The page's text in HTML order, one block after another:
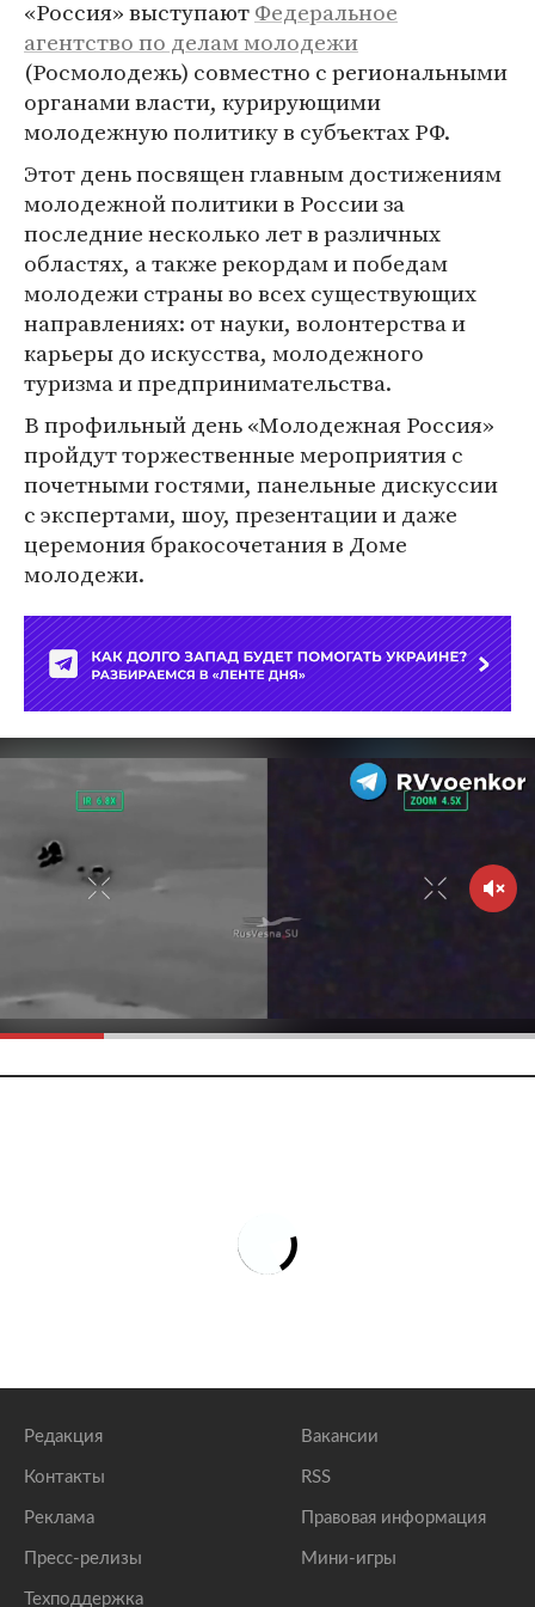
«Россия» выступаютФедеральное
агентство по делам молодежи
(Росмолодежь) совместно с региональными
органами власти, курирующими
молодежную политику в субъектах РФ.
Этот день посвящен главным достижениям
молодежной политики в России за
последние несколько лет в различных
областях, а также рекордам и победам
молодежи страны во всех существующих
направлениях: от науки, волонтерства и
карьеры до искусства, молодежного
туризма и предпринимательства.
В профильный день «Молодежная Россия»
пройдут торжественные мероприятия с
почетными гостями, панельные дискуссии
с экспертами, шоу, презентации и даже
церемония бракосочетания в Доме
молодежи.
Редакция
Контакты
Реклама
Пресс-релизы
Техподдержка
Вакансии
RSS
Правовая информация
Мини-игры